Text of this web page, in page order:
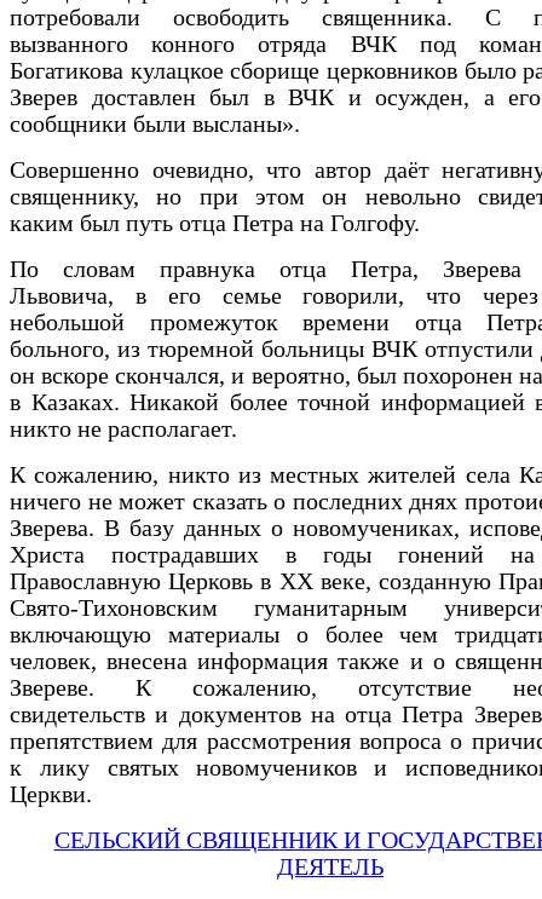
потребовали освободить священника. С
вызванного конного отряда ВЧК под
Богатикова кулацкое сборище церковников было
Зверев доставлен был в ВЧК и осужден, а его
сообщники были высланы».
Совершенно очевидно, что автор даёт
священнику, но при этом он невольно
каким был путь отца Петра на Голгофу.
По словам правнука отца Петра, Зверева
Львовича, в его семье говорили, что
небольшой промежуток времени отца
больного, из тюремной больницы ВЧК отпустили
он вскоре скончался, и вероятно, был похоронен
в Казаках. Никакой более точной информацией
никто не располагает.
К сожалению, никто из местных жителей села
ничего не может сказать о последних днях
Зверева. В базу данных о новомучениках,
Христа пострадавших в годы гонений
Православную Церковь в XX веке, созданную
Свято-Тихоновским гуманитарным
включающую материалы о более чем
человек, внесена информация также и о
Звереве. К сожалению, отсутствие
свидетельств и документов на отца Петра
препятствием для рассмотрения вопроса о
к лику святых новомучеников и
Церкви.
СЕЛЬСКИЙ СВЯЩЕННИК И
ДЕЯТЕЛЬ